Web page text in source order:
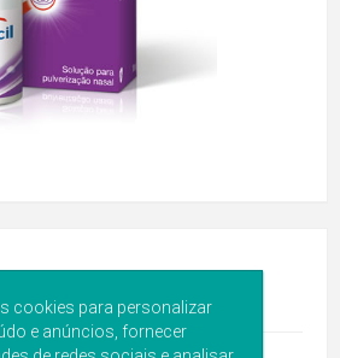
produto
cookies para personalizar
e anúncios, fornecer